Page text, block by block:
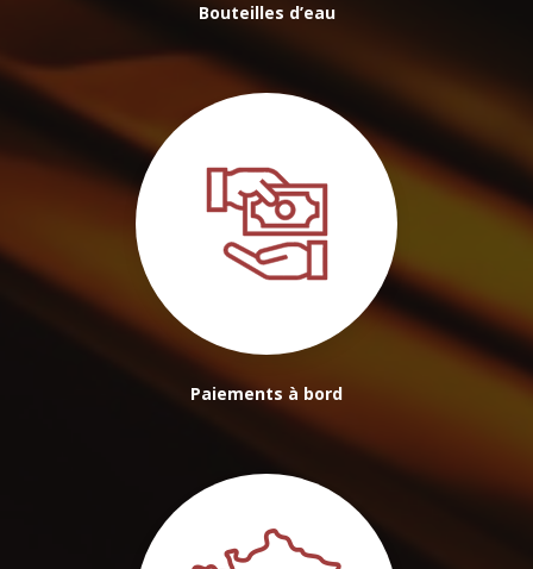
Bouteilles d’eau
Paiements à bord